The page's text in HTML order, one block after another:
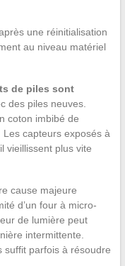
une réinitialisation
au niveau matériel
de piles sont
des piles neuves.
coton imbibé de
Les capteurs exposés à
vieillissent plus vite
cause majeure
d’un four à micro-
de lumière peut
intermittente.
suffit parfois à résoudre